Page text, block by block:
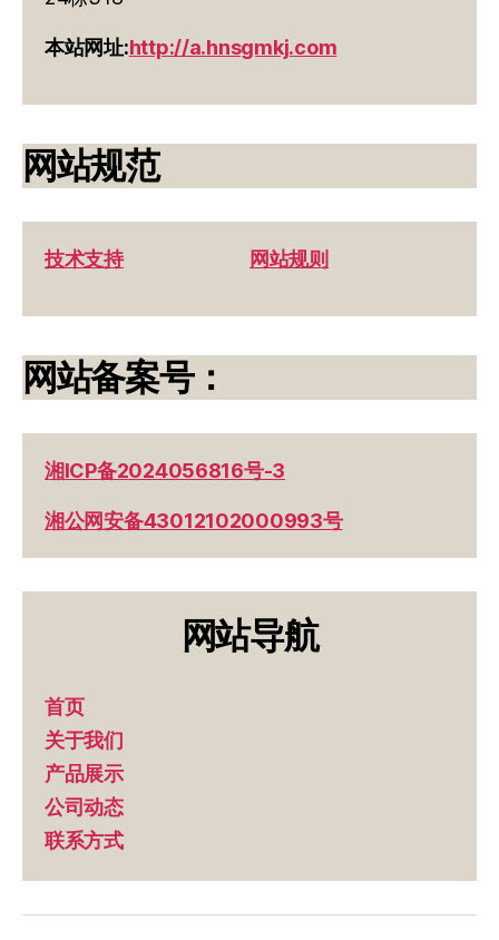
本站网址:http://a.hnsgmkj.com
网站规范
技术支持 网站规则
网站备案号：
湘ICP备2024056816号-3
湘公网安备43012102000993号
网站导航
首页
关于我们
产品展示
公司动态
联系方式